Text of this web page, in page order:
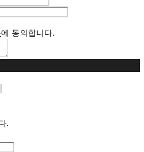
에 동의합니다.
.